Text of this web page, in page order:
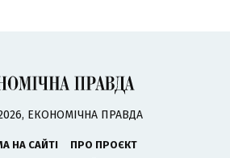
ЕКОНОМІЧНА ПРАВДА
НА САЙТІ
ПРО ПРОЄКТ